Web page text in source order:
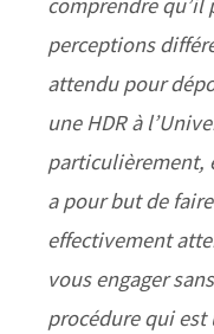
comprendre qu’il
perceptions
attendu pour
une HDR à
particulièrement,
a pour but de
effectivement
vous engager
procédure qui est